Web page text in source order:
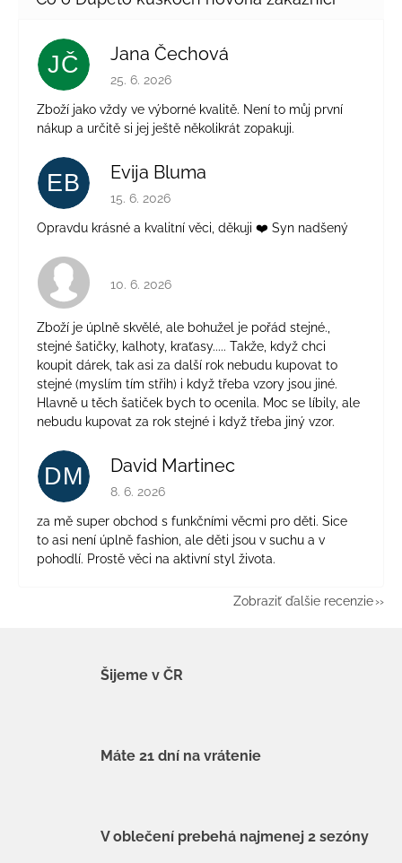
JČ Jana Čechová
Hodnotenie obchodu je 5 z 5 hviezdičiek.
25. 6. 2026
Zboží jako vždy ve výborné kvalitě. Není to můj první
nákup a určitě si jej ještě několikrát zopakuji.
EB Evija Bluma
Hodnotenie obchodu je 5 z 5 hviezdičiek.
15. 6. 2026
Opravdu krásné a kvalitní věci, děkuji ❤️ Syn nadšený
Hodnotenie obchodu je 4 z 5 hviezdičiek.
10. 6. 2026
Zboží je úplně skvělé, ale bohužel je pořád stejné.,
stejné šatičky, kalhoty, kraťasy..... Takže, když chci
koupit dárek, tak asi za další rok nebudu kupovat to
stejné (myslím tím střih) i když třeba vzory jsou jiné.
Hlavně u těch šatiček bych to ocenila. Moc se líbily, ale
nebudu kupovat za rok stejné i když třeba jiný vzor.
DM David Martinec
Hodnotenie obchodu je 5 z 5 hviezdičiek.
8. 6. 2026
za mě super obchod s funkčními věcmi pro děti. Sice
to asi není úplně fashion, ale děti jsou v suchu a v
pohodlí. Prostě věci na aktivní styl života.
Zobraziť ďalšie recenzie
Šijeme v ČR
Máte 21 dní na vrátenie
V oblečení prebehá najmenej 2 sezóny